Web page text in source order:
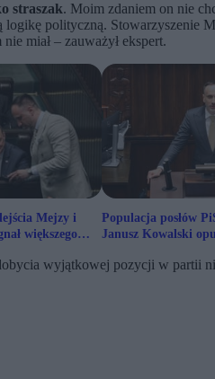
straszak. Moim zdaniem on nie
polityczną. Stowarzyszenie
miał – zauważył ekspert.
Mejzy i
większego
Populacja posłów
Janusz Kowalski
wyjątkowej pozycji w partii